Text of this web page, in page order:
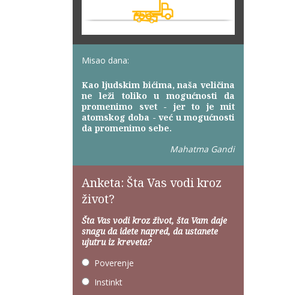
Misao dana:
Kao ljudskim bićima, naša veličina
ne leži toliko u mogućnosti da
promenimo svet - jer to je mit
atomskog doba - već u mogućnosti
da promenimo sebe.
Mahatma Gandi
Anketa: Šta Vas vodi kroz
život?
Šta Vas vodi kroz život, šta Vam daje
snagu da idete napred, da ustanete
ujutru iz kreveta?
Poverenje
Instinkt